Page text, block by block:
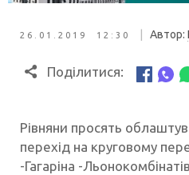
26.01.2019 12:30 Автор:
Поділитися:
Рівняни просять
перехід на круговому
-Гагаріна -